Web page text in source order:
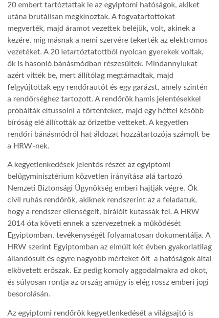
20 embert tartóztattak le az egyiptomi hatóságok, akiket
utána brutálisan megkínoztak. A fogvatartottokat
megverték, majd áramot vezettek beléjük, volt, akinek a
kezére, mig másnak a nemi szervére tekerték az elektromos
vezetéket. A 20 letartóztatottból nyolcan gyerekek voltak,
ők is hasonló bánásmódban részesültek. Mindannyiukat
azért vitték be, mert állítólag megtámadtak, majd
felgyújtottak egy rendőrautót és egy garázst, amely szintén
a rendőrséghez tartozott. A rendőrök hamis jelentésekkel
próbálták eltussolni a történteket, majd egy héttel később
bíróság elé állították az őrizetbe vetteket. A kegyetlen
rendőri bánásmódról hat áldozat hozzátartozója számolt be
a HRW-nek.
A kegyetlenkedések jelentős részét az egyiptomi
belügyminisztérium közvetlen irányítása alá tartozó
Nemzeti Biztonsági Ügynökség emberi hajtják végre. Ők
civil ruhás rendőrök, akiknek rendszerint az a feladatuk,
hogy a rendszer ellenségeit, bírálóit kutassák fel. A HRW
2014 óta követi ennek a szervezetnek a működését
Egyiptomban, tevékenységét folyamatosan dokumentálja. A
HRW szerint Egyiptomban az elmúlt két évben gyakorlatilag
állandósult és egyre nagyobb mérteket ölt a hatóságok által
elkövetett erőszak. Ez pedig komoly aggodalmakra ad okot,
és súlyosan rontja az ország amúgy is elég rossz emberi jogi
besorolásán.
Az egyiptomi rendőrök kegyetlenkedését a világsajtó is